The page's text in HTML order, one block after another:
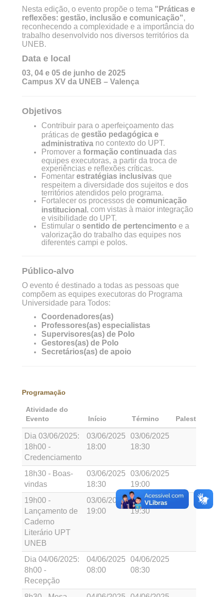
Nesta edição, o evento propõe o tema "Práticas e
reflexões: gestão, inclusão e comunicação",
reconhecendo a complexidade e a importância do
trabalho desenvolvido nos diversos territórios da
UNEB.
Data e local
03, 04 e 05 de junho de 2025
Campus XV da UNEB – Valença
Objetivos
Contribuir para o aperfeiçoamento das
práticas de gestão pedagógica e
administrativa no contexto do UPT.
Promover a formação continuada das
equipes executoras, a partir da troca de
experiências e reflexões críticas.
Fomentar estratégias inclusivas que
respeitem a diversidade dos sujeitos e dos
territórios atendidos pelo programa.
Fortalecer os processos de comunicação
institucional , com vistas à maior integração
e visibilidade do UPT.
Estimular o sentido de pertencimento e a
valorização do trabalho das equipes nos
diferentes campi e polos.
Público-alvo
O evento é destinado a todas as pessoas que
compõem as equipes executoras do Programa
Universidade para Todos:
Coordenadores(as)
Professores(as) especialistas
Supervisores(as) de Polo
Gestores(as) de Polo
Secretários(as) de apoio
Programação
Atividade do
Evento
Início Término Palestrante
Dia 03/06/2025:
18h00 -
Credenciamento
03/06/2025
18:00
03/06/2025
18:30
18h30 - Boas-
vindas
03/06/2025
18:30
03/06/2025
19:00
19h00 -
Lançamento de
Caderno
Literário UPT
UNEB
03/06/2025
19:00
03/06/2025
19:30
Dia 04/06/2025:
8h00 -
Recepção
04/06/2025
08:00
04/06/2025
08:30